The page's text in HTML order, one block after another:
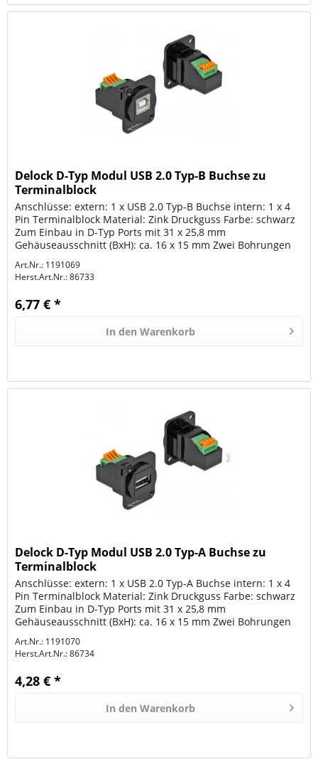
Delock D-Typ Modul USB 2.0 Typ-B Buchse zu
Terminalblock
Anschlüsse: extern: 1 x USB 2.0 Typ-B Buchse intern: 1 x 4
Pin Terminalblock Material: Zink Druckguss Farbe: schwarz
Zum Einbau in D-Typ Ports mit 31 x 25,8 mm
Gehäuseausschnitt (BxH): ca. 16 x 15 mm Zwei Bohrungen
Art.Nr.: 1191069
Herst.Art.Nr.:86733
6,77 € *
In den Warenkorb
Delock D-Typ Modul USB 2.0 Typ-A Buchse zu
Terminalblock
Anschlüsse: extern: 1 x USB 2.0 Typ-A Buchse intern: 1 x 4
Pin Terminalblock Material: Zink Druckguss Farbe: schwarz
Zum Einbau in D-Typ Ports mit 31 x 25,8 mm
Gehäuseausschnitt (BxH): ca. 16 x 15 mm Zwei Bohrungen
Art.Nr.: 1191070
Herst.Art.Nr.:86734
4,28 € *
In den Warenkorb